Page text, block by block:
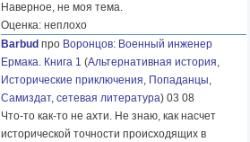
Наверное, не моя тема.
Оценка: неплохо
Barbud про Воронцов: Военный инженер
Ермака. Книга 1 (Альтернативная история,
Исторические приключения, Попаданцы,
Самиздат, сетевая литература) 03 08
Что-то как-то не ахти. Не знаю, как насчет
исторической точности происходящих в